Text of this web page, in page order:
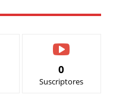
0
Suscriptores